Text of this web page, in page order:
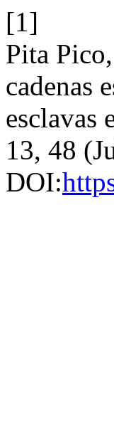
[1]
Pita
cadenas
esclavas
13, 48
DOI: